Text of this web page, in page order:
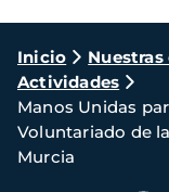
Ruta
de
Inicio
Actividades
Manos Unidas
Voluntariado de
Murcia